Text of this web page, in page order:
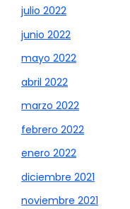
julio 2022
junio 2022
mayo 2022
abril 2022
marzo 2022
febrero 2022
enero 2022
diciembre 2021
noviembre 2021